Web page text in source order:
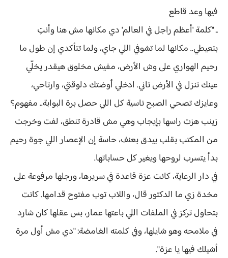
فيها وعد قاطع
ـ "كلمة 'أعظم راجل في العالم' دي مكانها مش هنا وأنتِ
بتعيطي.. مكانها لما تشوفي اللي جاي، ولما تتأكدي إن طول ما
رحيم الهواري على وش الأرض، مفيش مخلوق هيقدر يخلّي
عينك تنزل في الأرض تاني. ادخلي أوضتك دلوقتي، وارتاحي،
وعايزك تصحي الصبح ناسية كل اللي حصل برة البوابة.. مفهوم؟
زينب هزت راسها بإيجاب وهي مش قادرة تنطق، لفت وخرجت
من المكتب بقلب بيدق بعنف، حاسة إن الإعصار اللي جوة رحيم
بدأ يتسرب لروحها ويغير كل حساباتها.
في دار الرعاية، كانت عزة قاعدة في سريرها، ورجلها مرفوعة على
مخدة زي ما الدكتور قال، واللاب توب مفتوح قدامها. كانت
بتحاول تركز في الملفات اللي باعتها عمار، بس عقلها كان شارد
في ملامحه وهو شايلها، وفي كلمته الغامضة: "دي مش أول مرة
أشيلك فيها يا عزة".